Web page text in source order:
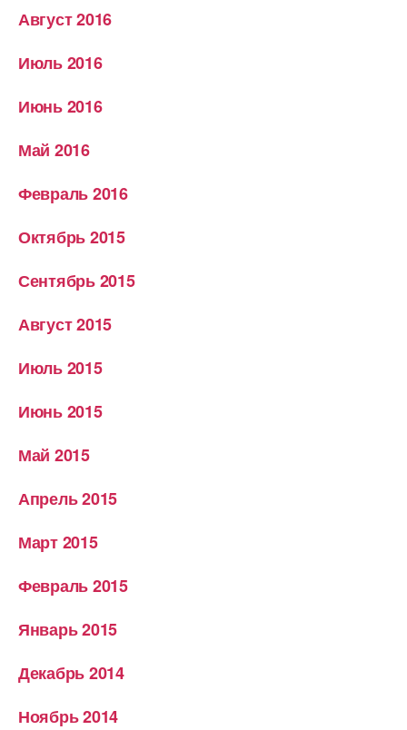
Август 2016
Июль 2016
Июнь 2016
Май 2016
Февраль 2016
Октябрь 2015
Сентябрь 2015
Август 2015
Июль 2015
Июнь 2015
Май 2015
Апрель 2015
Март 2015
Февраль 2015
Январь 2015
Декабрь 2014
Ноябрь 2014